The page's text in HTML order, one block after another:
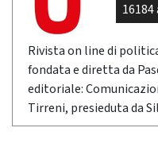
Rivista on line di
fondata e diretta da
editoriale:
Tirreni, presieduta da